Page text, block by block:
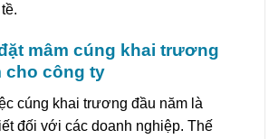
mâm cúng khai trương
cho công ty
cúng khai trương đầu năm là
đối với các doanh nghiệp. Thế